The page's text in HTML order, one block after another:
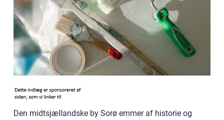
Den midtsjællandske by Sorø emmer af historie og